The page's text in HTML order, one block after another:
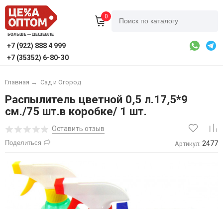
0
+7 (922) 888 4 999
+7 (35352) 6-80-30
Главная → Сад и Огород
Распылитель цветной 0,5 л.17,5*9
см./75 шт.в коробке/ 1 шт.
Оставить отзыв
Поделиться Артикул: 2477